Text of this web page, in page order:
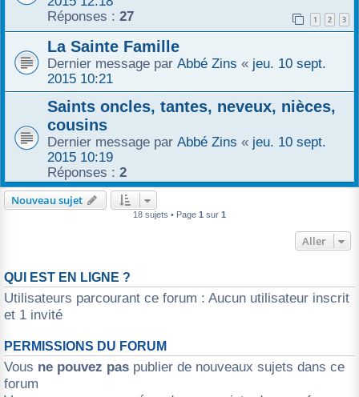
Réponses : 27 1 2 3
La Sainte Famille
Dernier message par Abbé Zins « jeu. 10 sept.
2015 10:21
Saints oncles, tantes, neveux, nièces,
cousins
Dernier message par Abbé Zins « jeu. 10 sept.
2015 10:19
Réponses : 2
Nouveau sujet
18 sujets • Page 1 sur 1
Aller
QUI EST EN LIGNE ?
Utilisateurs parcourant ce forum : Aucun utilisateur inscrit
et 1 invité
PERMISSIONS DU FORUM
Vous ne pouvez pas publier de nouveaux sujets dans ce
forum